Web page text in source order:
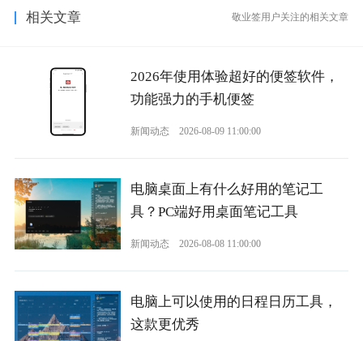
相关文章 敬业签用户关注的相关文章
2026年使用体验超好的便签软件，
功能强力的手机便签
新闻动态 2026-08-09 11:00:00
电脑桌面上有什么好用的笔记工
具？PC端好用桌面笔记工具
新闻动态 2026-08-08 11:00:00
电脑上可以使用的日程日历工具，
这款更优秀